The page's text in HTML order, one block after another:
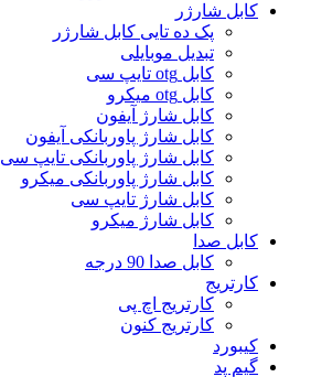
کابل شارژر
پک ده تایی کابل شارژر
تبدیل موبایلی
کابل otg تایپ سی
کابل otg میکرو
کابل شارژ آیفون
کابل شارژ پاوربانکی آیفون
کابل شارژ پاوربانکی تایپ سی
کابل شارژ پاوربانکی میکرو
کابل شارژ تایپ سی
کابل شارژ میکرو
کابل صدا
کابل صدا 90 درجه
کارتریج
کارتریج اچ پی
کارتریج کنون
کیبورد
گیم پد